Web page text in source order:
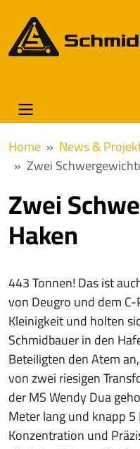
Home News &
Zwei
Zwei
Haken
443 Tonnen! Das ist
von Deugro und dem
Kleinigkeit und holten
Schmidbauer in den
Beteiligten den Atem
von zwei riesigen
der MS Wendy Dua
Meter lang und knapp
Konzentration und